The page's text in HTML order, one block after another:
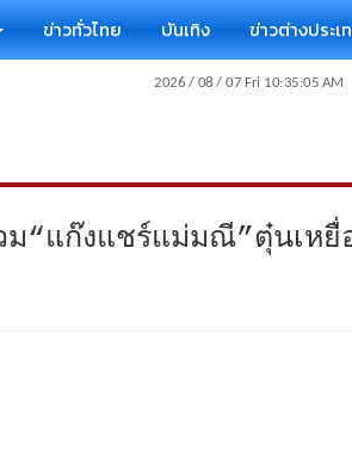
ข่าวทั่วไทย บันเทิง ข่าวต่างประเ
วม“แก๊งแชร์แม่มณี”ตุ๋นเ